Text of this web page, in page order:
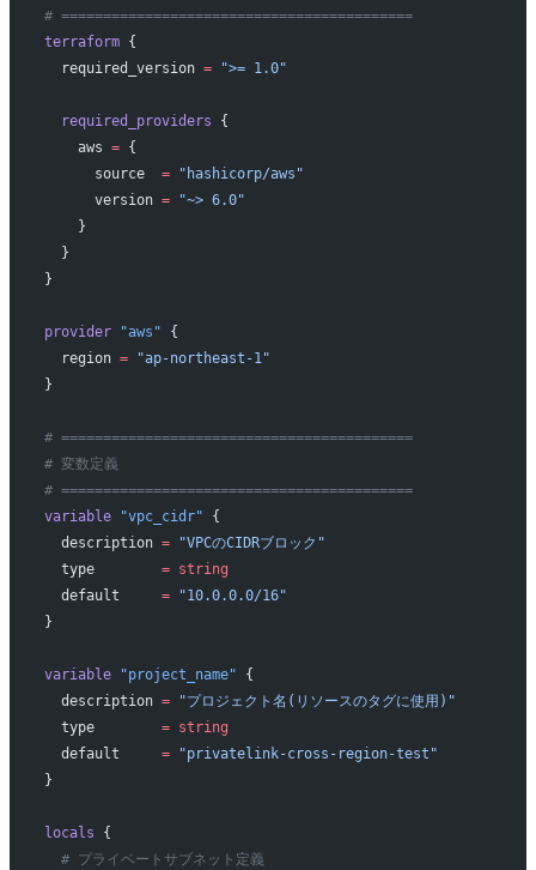
# ==========================================
terraform {
  required_version
= ">= 1.0"
  required_providers
{
    aws
= {
      source
= "hashicorp/aws"
      version
= "~> 6.0"
    }
  }
}
provider "aws" {
  region
= "ap-northeast-1"
}
# ==========================================
# 変数定義
# ==========================================
variable "vpc_cidr" {
  description
= "VPCのCIDRブロック"
  type
        =
string
  default
     =
"10.0.0.0/16"
}
variable "project_name" {
  description
= "プロジェクト名(リソースのタグに使用)"
  type
        =
string
  default
     =
"privatelink-cross-region-test"
}
locals {
  # プライベートサブネット定義